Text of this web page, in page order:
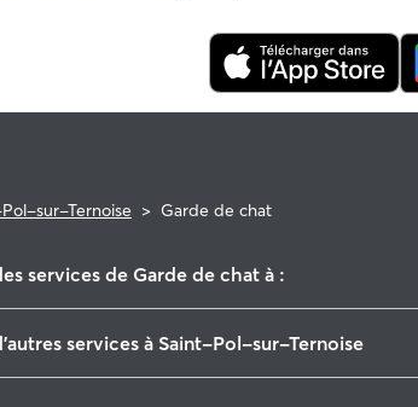
sur-Ternoise > Garde de chat
services de Garde de chat à :
services à Saint-Pol-sur-Ternoise